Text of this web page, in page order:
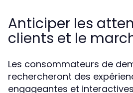
Anticiper les
clients et le
Les consommateurs de
rechercheront des
engageantes et